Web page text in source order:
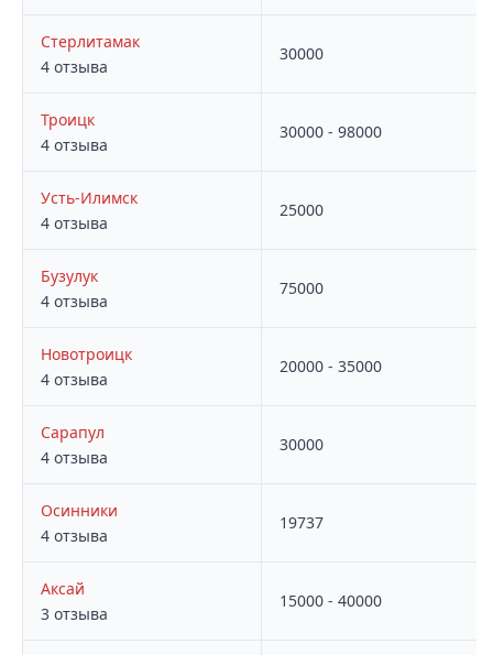
Стерлитамак
4 отзыва
30000
Троицк
4 отзыва
30000 - 98000
Усть-Илимск
4 отзыва
25000
Бузулук
4 отзыва
75000
Новотроицк
4 отзыва
20000 - 35000
Сарапул
4 отзыва
30000
Осинники
4 отзыва
19737
Аксай
3 отзыва
15000 - 40000